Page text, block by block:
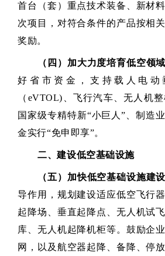
首台（套）重点技术装备、新材
次项目，对符合条件的产品按相
奖励。
（四）加大力度培育低空领
好省市资金，支持载人电动
（eVTOL)、飞行汽车、无人机
国家级专精特新“小巨人”、制造
金实行“免申即享”。
二、建设低空基础设施
（五）加快低空基础设施建设
导作用，规划建设适应低空飞行
起降场、垂直起降点、无人机试
库、无人机起降机柜等。鼓励企
网，以及航空器起降、备降、停